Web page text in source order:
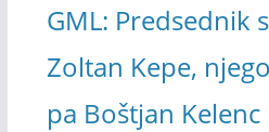
GML: Predsednik
Zoltan Kepe,
pa Boštjan Kelenc